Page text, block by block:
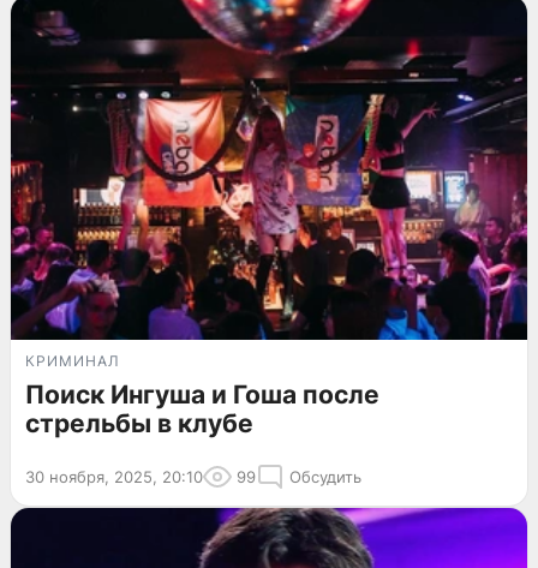
КРИМИНАЛ
Поиск Ингуша и Гоша после
стрельбы в клубе
30 ноября, 2025, 20:10 99 Обсудить